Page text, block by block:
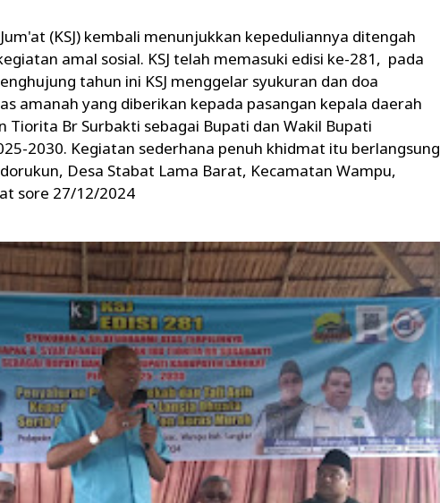
(KSJ) kembali menunjukkan kepeduliannya ditengah
amal sosial. KSJ telah memasuki edisi ke-281, pada
tahun ini KSJ menggelar syukuran dan doa
amanah yang diberikan kepada pasangan kepala daerah
Tiorita Br Surbakti sebagai Bupati dan Wakil Bupati
2030. Kegiatan sederhana penuh khidmat itu berlangsung
Desa Stabat Lama Barat, Kecamatan Wampu,
sore 27/12/2024